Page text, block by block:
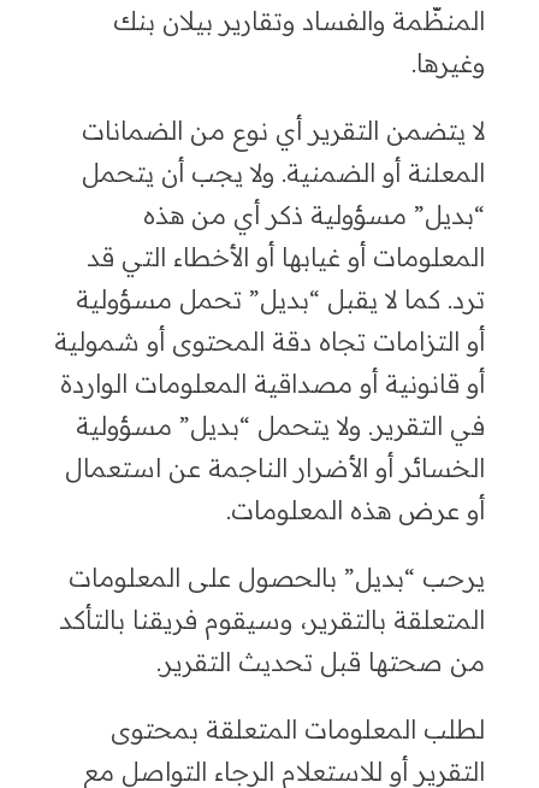
المنظّمة والفسادوتقارير بيلان بنك
وغيرها.
لا يتضمن التقرير أي نوع من الضمانات
المعلنة أو الضمنية. ولا يجب أن يتحمل
“بديل” مسؤولية ذكر أي من هذه
المعلومات أو غيابها أو الأخطاء التي قد
ترد. كما لا يقبل “بديل” تحمل مسؤولية
أو التزامات تجاه دقة المحتوى أو شمولية
أو قانونية أو مصداقية المعلومات الواردة
في التقرير. ولا يتحمل “بديل” مسؤولية
الخسائر أو الأضرار الناجمة عن استعمال
أو عرض هذه المعلومات.
يرحب “بديل” بالحصول على المعلومات
المتعلقة بالتقرير، وسيقوم فريقنا بالتأكد
من صحتها قبل تحديث التقرير.
لطلب المعلومات المتعلقة بمحتوى
التقرير أو للاستعلام الرجاء التواصل مع